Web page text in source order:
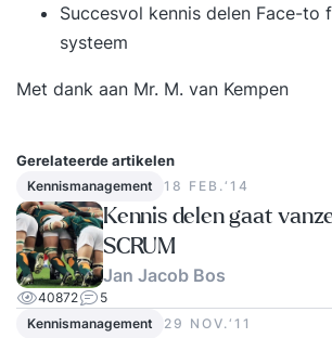
Succesvol kennis delen Face-to
systeem
Met dank aan Mr. M. van Kempen
Gerelateerde artikelen
Kennismanagement 18 FEB.‘14
Kennis delen gaat
SCRUM
Jan Jacob Bos
40872
5
Kennismanagement
29 NOV.‘11